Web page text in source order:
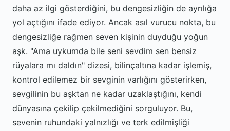
daha az ilgi gösterdiğini, bu dengesizliğin de ayrılığa
yol açtığını ifade ediyor. Ancak asıl vurucu nokta, bu
dengesizliğe rağmen seven kişinin duyduğu yoğun
aşk. "Ama uykumda bile seni sevdim sen bensiz
rüyalara mı daldın" dizesi, bilinçaltına kadar işlemiş,
kontrol edilemez bir sevginin varlığını gösterirken,
sevgilinin bu aşktan ne kadar uzaklaştığını, kendi
dünyasına çekilip çekilmediğini sorguluyor. Bu,
sevenin ruhundaki yalnızlığı ve terk edilmişliği